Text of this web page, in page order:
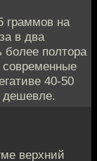
граммов на
в два
более полтора
современные
40-50
дешевле.
верхний